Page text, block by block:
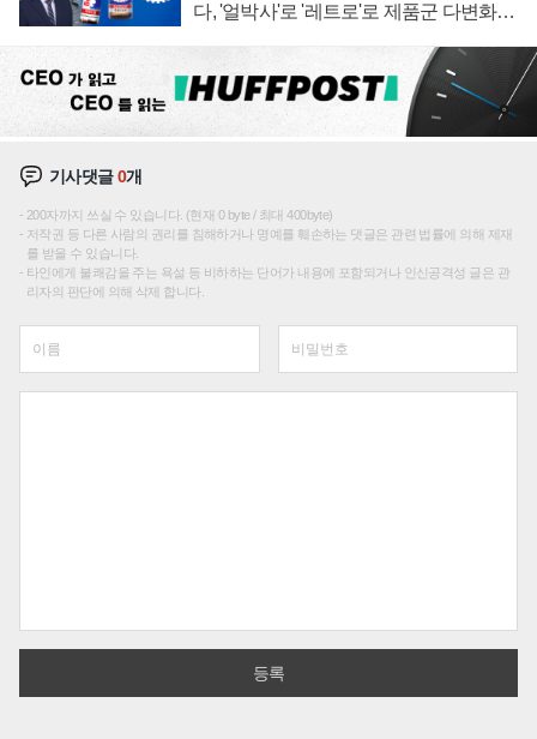
다, '얼박사'로 '레트로'로 제품군 다변화
기사댓글0개
200자까지 쓰실 수 있습니다. (현재 0 byte / 최대 400byte)
저작권 등 다른 사람의 권리를 침해하거나 명예를 훼손하는 댓글은 관련 법률에 의해 제재
를 받을 수 있습니다.
타인에게 불쾌감을 주는 욕설 등 비하하는 단어가 내용에 포함되거나 인신공격성 글은 관
리자의 판단에 의해 삭제 합니다.